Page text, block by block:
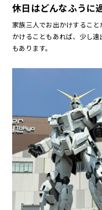
休日はどんなふうに
家族三人でお出かけするこ
かけることもあれば、少し
もあります。